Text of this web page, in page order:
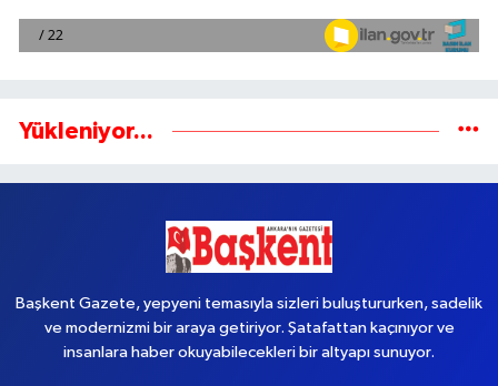
Yükleniyor...
Başkent Gazete, yepyeni temasıyla sizleri buluştururken, sadelik
ve modernizmi bir araya getiriyor. Şatafattan kaçınıyor ve
insanlara haber okuyabilecekleri bir altyapı sunuyor.